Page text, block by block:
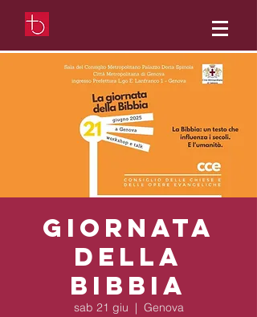
Giornata
della
Bibbia
sab 21 giu
  |
Genova